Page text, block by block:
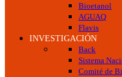
Bioetanol
AGUAQ
Flavis
INVESTIGACIÓN
Back
Sistema
Comité de